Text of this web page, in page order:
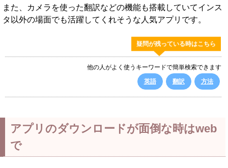
また、カメラを使った翻訳などの機能も搭載していてインス
タ以外の場面でも活躍してくれそうな人気アプリです。
疑問が残っている時はこちら
他の人がよく使うキーワードで簡単検索できます
英語
翻訳 方法
アプリのダウンロードが面倒な時はweb
で